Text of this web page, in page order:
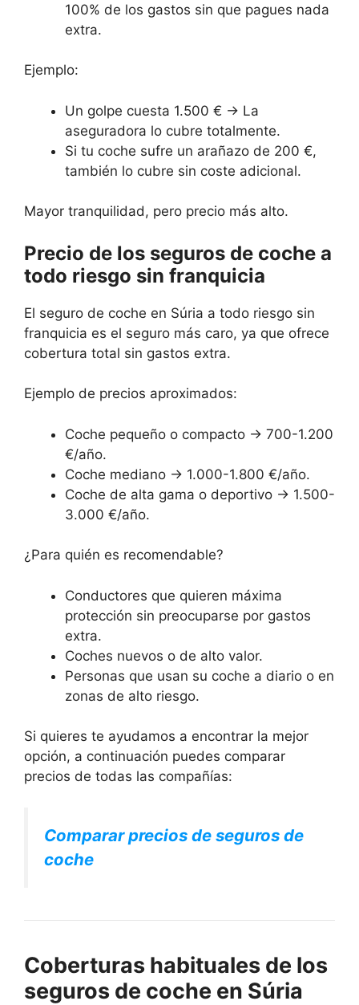
100% de los gastos sin que pagues nada
extra.
Ejemplo:
Un golpe cuesta 1.500 € → La
aseguradora lo cubre totalmente.
Si tu coche sufre un arañazo de 200 €,
también lo cubre sin coste adicional.
Mayor tranquilidad, pero precio más alto.
Precio de los seguros de coche a
todo riesgo sin franquicia
El seguro de coche en Súria a todo riesgo sin
franquicia es el seguro más caro, ya que ofrece
cobertura total sin gastos extra.
Ejemplo de precios aproximados:
Coche pequeño o compacto → 700-1.200
€/año.
Coche mediano → 1.000-1.800 €/año.
Coche de alta gama o deportivo → 1.500-
3.000 €/año.
¿Para quién es recomendable?
Conductores que quieren máxima
protección sin preocuparse por gastos
extra.
Coches nuevos o de alto valor.
Personas que usan su coche a diario o en
zonas de alto riesgo.
Si quieres te ayudamos a encontrar la mejor
opción, a continuación puedes comparar
precios de todas las compañías:
Comparar precios de seguros de
coche
Coberturas habituales de los
seguros de coche en Súria